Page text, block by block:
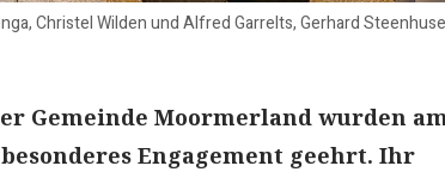
Christel Wilden und Alfred Garrelts, Gerhard
Gemeinde Moormerland wurden
Engagement geehrt. Ihr